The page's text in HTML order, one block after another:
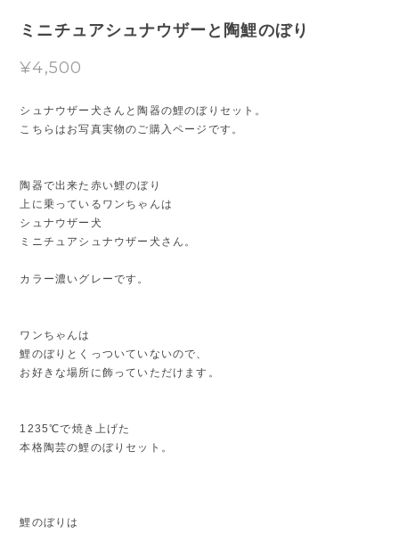
ミニチュアシュナウザーと陶鯉のぼり
¥4,500
シュナウザー犬さんと陶器の鯉のぼりセット。
こちらはお写真実物のご購入ページです。
陶器で出来た赤い鯉のぼり
上に乗っているワンちゃんは
シュナウザー犬
ミニチュアシュナウザー犬さん。
カラー濃いグレーです。
ワンちゃんは
鯉のぼりとくっついていないので、
お好きな場所に飾っていただけます。
1235℃で焼き上げた
本格陶芸の鯉のぼりセット。
鯉のぼりは